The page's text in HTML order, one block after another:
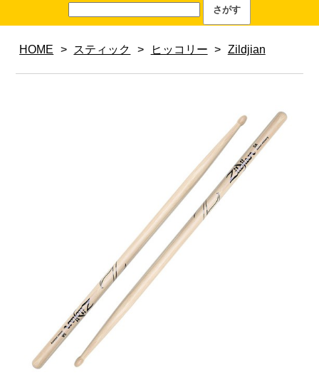
HOME > スティック > ヒッコリー > Zildjian